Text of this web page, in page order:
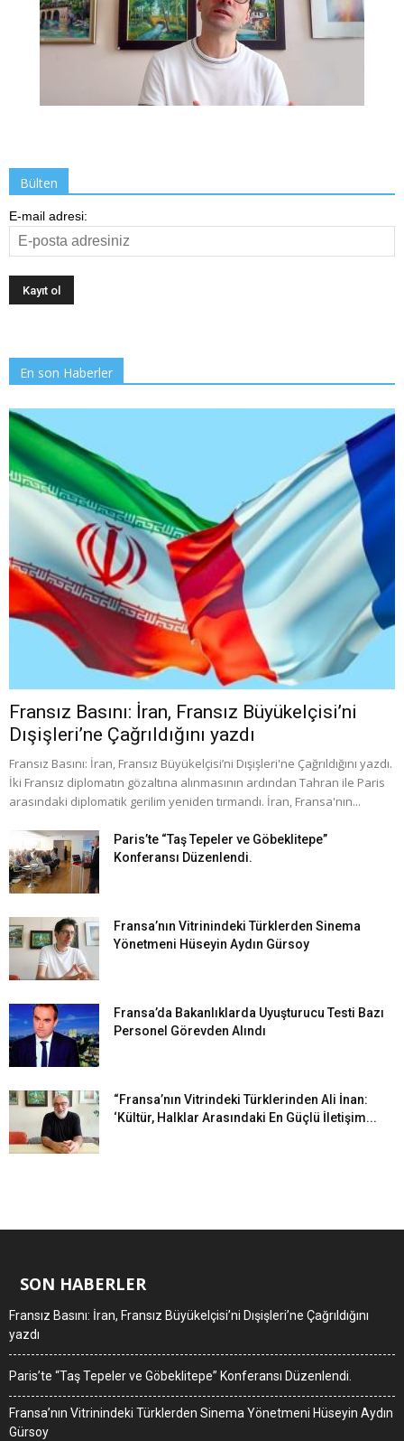
Bülten
E-mail adresi:
En son Haberler
Fransız Basını: İran, Fransız Büyükelçisi’ni
Dışişleri’ne Çağrıldığını yazdı
Fransız Basını: İran, Fransız Büyükelçisi’ni Dışişleri'ne Çağrıldığını yazdı.
İki Fransız diplomatın gözaltına alınmasının ardından Tahran ile Paris
arasındaki diplomatik gerilim yeniden tırmandı. İran, Fransa'nın...
Paris’te “Taş Tepeler ve Göbeklitepe”
Konferansı Düzenlendi.
Fransa’nın Vitrinindeki Türklerden Sinema
Yönetmeni Hüseyin Aydın Gürsoy
Fransa’da Bakanlıklarda Uyuşturucu Testi Bazı
Personel Görevden Alındı
“Fransa’nın Vitrindeki Türklerinden Ali İnan:
‘Kültür, Halklar Arasındaki En Güçlü İletişim...
SON HABERLER
Fransız Basını: İran, Fransız Büyükelçisi’ni Dışişleri’ne Çağrıldığını
yazdı
Paris’te “Taş Tepeler ve Göbeklitepe” Konferansı Düzenlendi.
Fransa’nın Vitrinindeki Türklerden Sinema Yönetmeni Hüseyin Aydın
Gürsoy